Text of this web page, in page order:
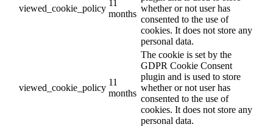
viewed_cookie_policy
11
months
whether or not user has
consented to the use of
cookies. It does not store any
personal data.
viewed_cookie_policy
11
months
The cookie is set by the
GDPR Cookie Consent
plugin and is used to store
whether or not user has
consented to the use of
cookies. It does not store any
personal data.